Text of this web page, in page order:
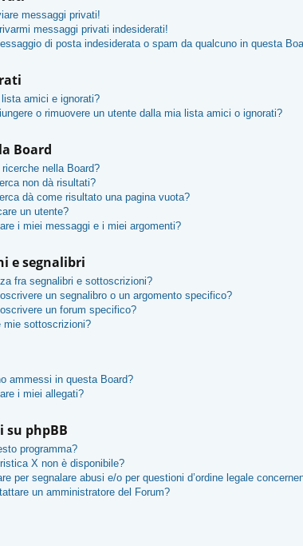
messaggi privati!
messaggi privati indesiderati!
di posta indesiderata o spam da qualcuno in questa
amici e ignorati?
o rimuovere un utente dalla mia lista amici o ignorati?
Board
nella Board?
non dà risultati?
dà come risultato una pagina vuota?
un utente?
i miei messaggi e i miei argomenti?
e segnalibri
fra segnalibri e sottoscrizioni?
un segnalibro o un argomento specifico?
un forum specifico?
mie sottoscrizioni?
ammessi in questa Board?
i miei allegati?
su phpBB
programma?
X non è disponibile?
per segnalare abusi e/o per questioni d’ordine legale
un amministratore del Forum?